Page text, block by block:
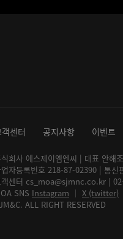
센터 공지사항 이벤트
식회사 에스제이엠엔씨 | 대표 안해
업자등록번호 218-87-02390 | 통신
객센터 cs_moa@sjmnc.co.kr |
SNS Instagram │ X (twitter)
ALL RIGHT RESERVED